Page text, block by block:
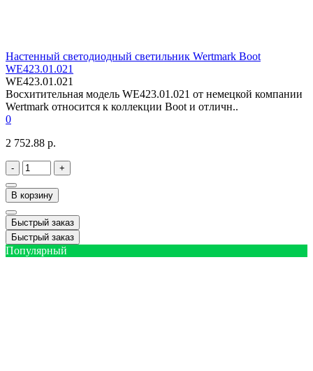
Настенный светодиодный светильник Wertmark Boot
WE423.01.021
WE423.01.021
Восхитительная модель WE423.01.021 от немецкой компании
Wertmark относится к коллекции Boot и отличн..
0
2 752.88 р.
- +
В корзину
Быстрый заказ
Быстрый заказ
Популярный